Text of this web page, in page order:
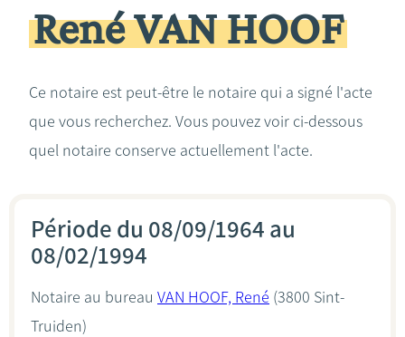
Héritage et donations
Le notaire
René VAN HOOF
Ce notaire est peut-être le notaire qui a signé l'acte
que vous recherchez. Vous pouvez voir ci-dessous
quel notaire conserve actuellement l'acte.
Période du 08/09/1964 au
08/02/1994
Notaire au bureau VAN HOOF, René (3800 Sint-
Truiden)